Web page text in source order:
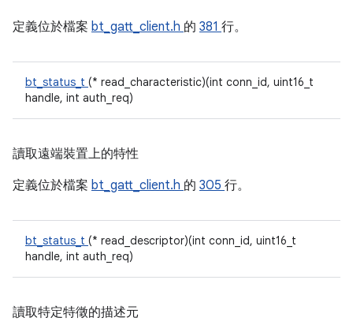
定義位於檔案 bt_gatt_client.h 的 381 行。
bt_status_t (* read_characteristic)(int conn_id, uint16_t
handle, int auth_req)
讀取遠端裝置上的特性
定義位於檔案 bt_gatt_client.h 的 305 行。
bt_status_t (* read_descriptor)(int conn_id, uint16_t
handle, int auth_req)
讀取特定特徵的描述元